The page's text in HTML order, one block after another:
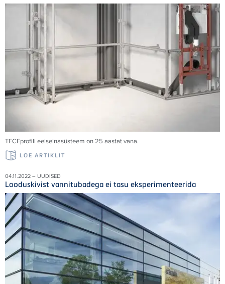
TECEprofili eelseinasüsteem on 25 aastat vana.
LOE ARTIKLIT
04.11.2022 – UUDISED
Looduskivist vannitubadega ei tasu eksperimenteerida